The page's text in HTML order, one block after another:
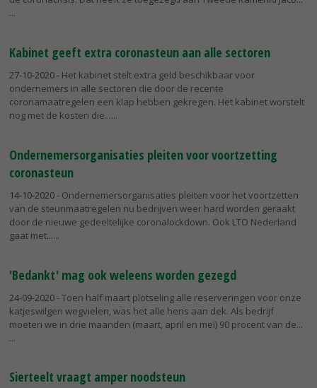
Kabinet geeft extra coronasteun aan alle sectoren
27-10-2020- Het kabinet stelt extra geld beschikbaar voor
ondernemers in alle sectoren die door de recente
coronamaatregelen een klap hebben gekregen. Het kabinet worstelt
nog met de kosten die...
Ondernemersorganisaties pleiten voor voortzetting
coronasteun
14-10-2020- Ondernemersorganisaties pleiten voor het voortzetten
van de steunmaatregelen nu bedrijven weer hard worden geraakt
door de nieuwe gedeeltelijke coronalockdown. Ook LTO Nederland
gaat met...
'Bedankt' mag ook weleens worden gezegd
24-09-2020- Toen half maart plotseling alle reserveringen voor onze
katjeswilgen wegvielen, was het alle hens aan dek. Als bedrijf
moeten we in drie maanden (maart, april en mei) 90 procent van de...
Sierteelt vraagt amper noodsteun